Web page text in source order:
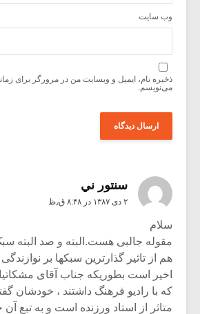
وب‌ سایت
ذخیره نام، ایمیل و وبسایت من در مرورگر برای
می‌نویسم.
سنتور ني
۲ دی ۱۳۸۷ در ۸:۴۸ ق٫ظ
سلام
مقوله جالبی هست.البته و صد البته
هم از تاثیر گذارترین سبکها بر
اخیر است بطوریکه جناب آقای
که با رادیو فرهنگ داشتند ، خودشان
متاثر از استاد ورزنده است و به تبع آن